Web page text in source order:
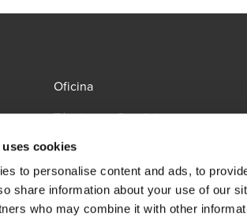
cookies
to personalise content and ads, to
share information about your use of our
who may combine it with other
Oficina
Términos y Condiciones
Miembro de IFRS Sustainability
Alliance
new window/tab